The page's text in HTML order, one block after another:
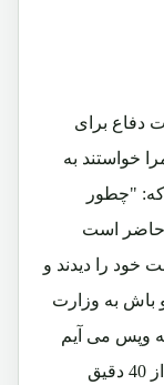
دفاع برای
خواستند به
که: "چطور
حاضر است
خود را دیدند و
باش به وزارت
وپس می آیم
راجع به تشکیل گپ می زنیم." من بیشتر از 40 دقیق